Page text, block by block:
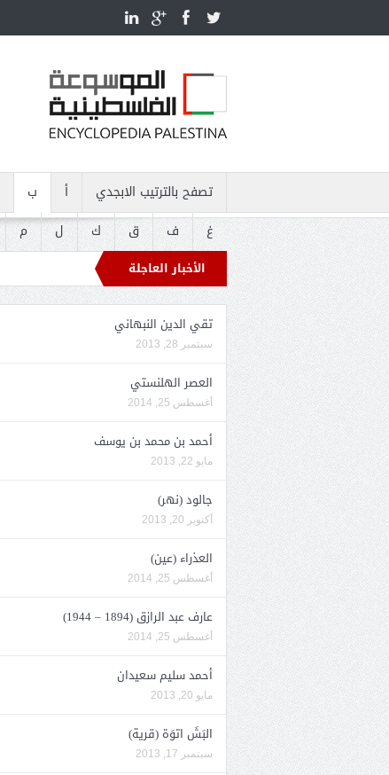
تصفح بالترتيب الابجدي أ ب
غ
ف ق ك ل م
الأخبار العاجلة
تقي الدين النبهاني
سبتمبر 28, 2013
العصر الهلنستي
أغسطس 25, 2014
أحمد بن محمد بن يوسف
مايو 22, 2013
جالود (نهر)
أكتوبر 20, 2013
العذراء (عين)
أغسطس 25, 2014
عارف عبد الرازق (1894 – 1944)
أغسطس 25, 2014
أحمد سليم سعيدان
مايو 20, 2013
البَشَ اتوَة (قرية)
سبتمبر 17, 2013